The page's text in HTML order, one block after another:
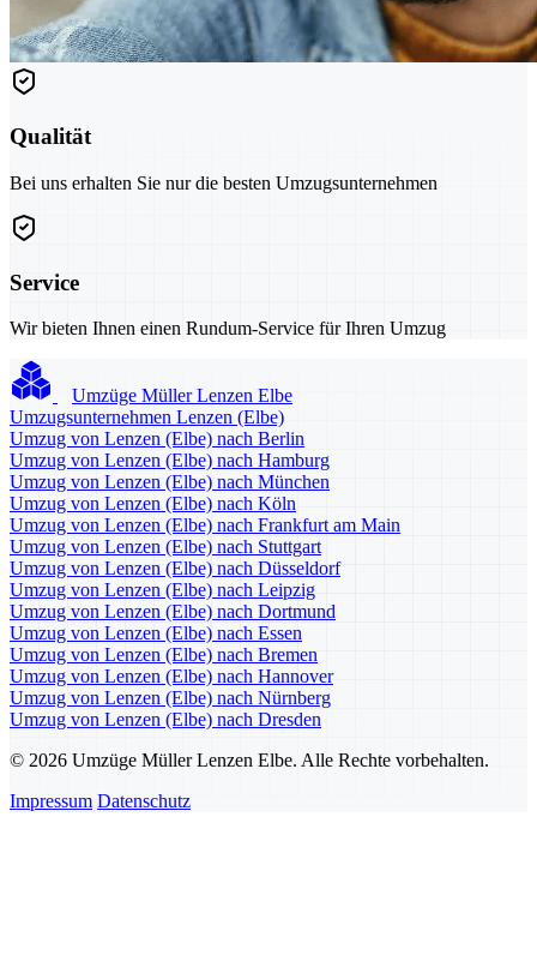
Qualität
Bei uns erhalten Sie nur die besten Umzugsunternehmen
Service
Wir bieten Ihnen einen Rundum-Service für Ihren Umzug
Umzüge Müller Lenzen Elbe
Umzugsunternehmen Lenzen (Elbe)
Umzug von Lenzen (Elbe) nach Berlin
Umzug von Lenzen (Elbe) nach Hamburg
Umzug von Lenzen (Elbe) nach München
Umzug von Lenzen (Elbe) nach Köln
Umzug von Lenzen (Elbe) nach Frankfurt am Main
Umzug von Lenzen (Elbe) nach Stuttgart
Umzug von Lenzen (Elbe) nach Düsseldorf
Umzug von Lenzen (Elbe) nach Leipzig
Umzug von Lenzen (Elbe) nach Dortmund
Umzug von Lenzen (Elbe) nach Essen
Umzug von Lenzen (Elbe) nach Bremen
Umzug von Lenzen (Elbe) nach Hannover
Umzug von Lenzen (Elbe) nach Nürnberg
Umzug von Lenzen (Elbe) nach Dresden
© 2026 Umzüge Müller Lenzen Elbe. Alle Rechte vorbehalten.
Impressum Datenschutz